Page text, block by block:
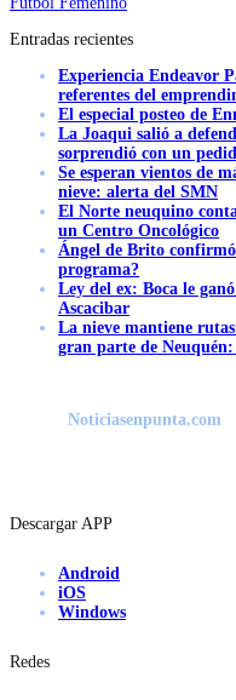
Entradas recientes
Experiencia Endeavor
referentes del
El especial posteo de
La Joaqui salió a
sorprendió con un
Se esperan vientos de
nieve: alerta del SMN
El Norte neuquino
un Centro Oncológico
Ángel de Brito
programa?
Ley del ex: Boca le
Ascacibar
La nieve mantiene
gran parte de Neuquén:
Noticiasenpunta.com
Descargar APP
Android
iOS
Windows
Redes